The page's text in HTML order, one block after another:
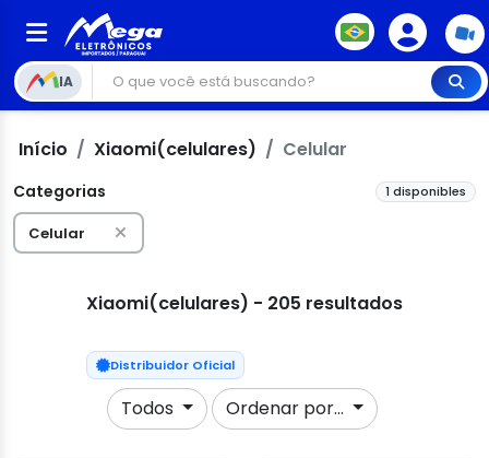
IA
Início Xiaomi(celulares) Celular
Categorias 1 disponibles
Celular
Xiaomi(celulares) - 205 resultados
Distribuidor Oficial
Todos Ordenar por...